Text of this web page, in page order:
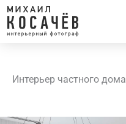
Перейти
Интерьер частного дома